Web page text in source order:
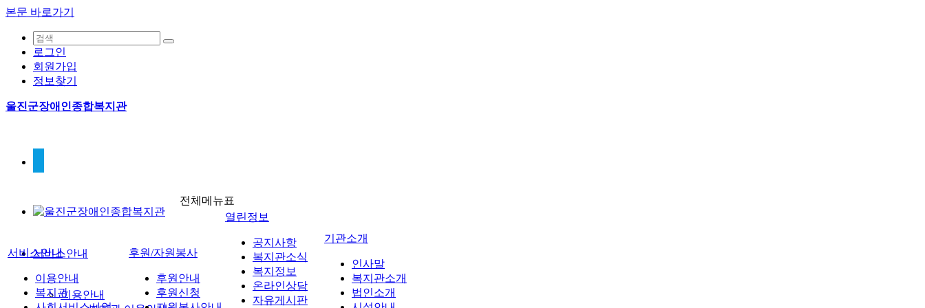
본문 바로가기
로그인
회원가입
정보찾기
울진군장애인종합복지관
서비스안내
이용안내
전체메뉴표
서비스안내
이용안내
복지관
후원/자원봉사
후원안내
후원신청
열린정보
공지사항
복지관소식
복지정보
온라인상담
자유게시판
기관소개
인사말
복지관소개
법인소개